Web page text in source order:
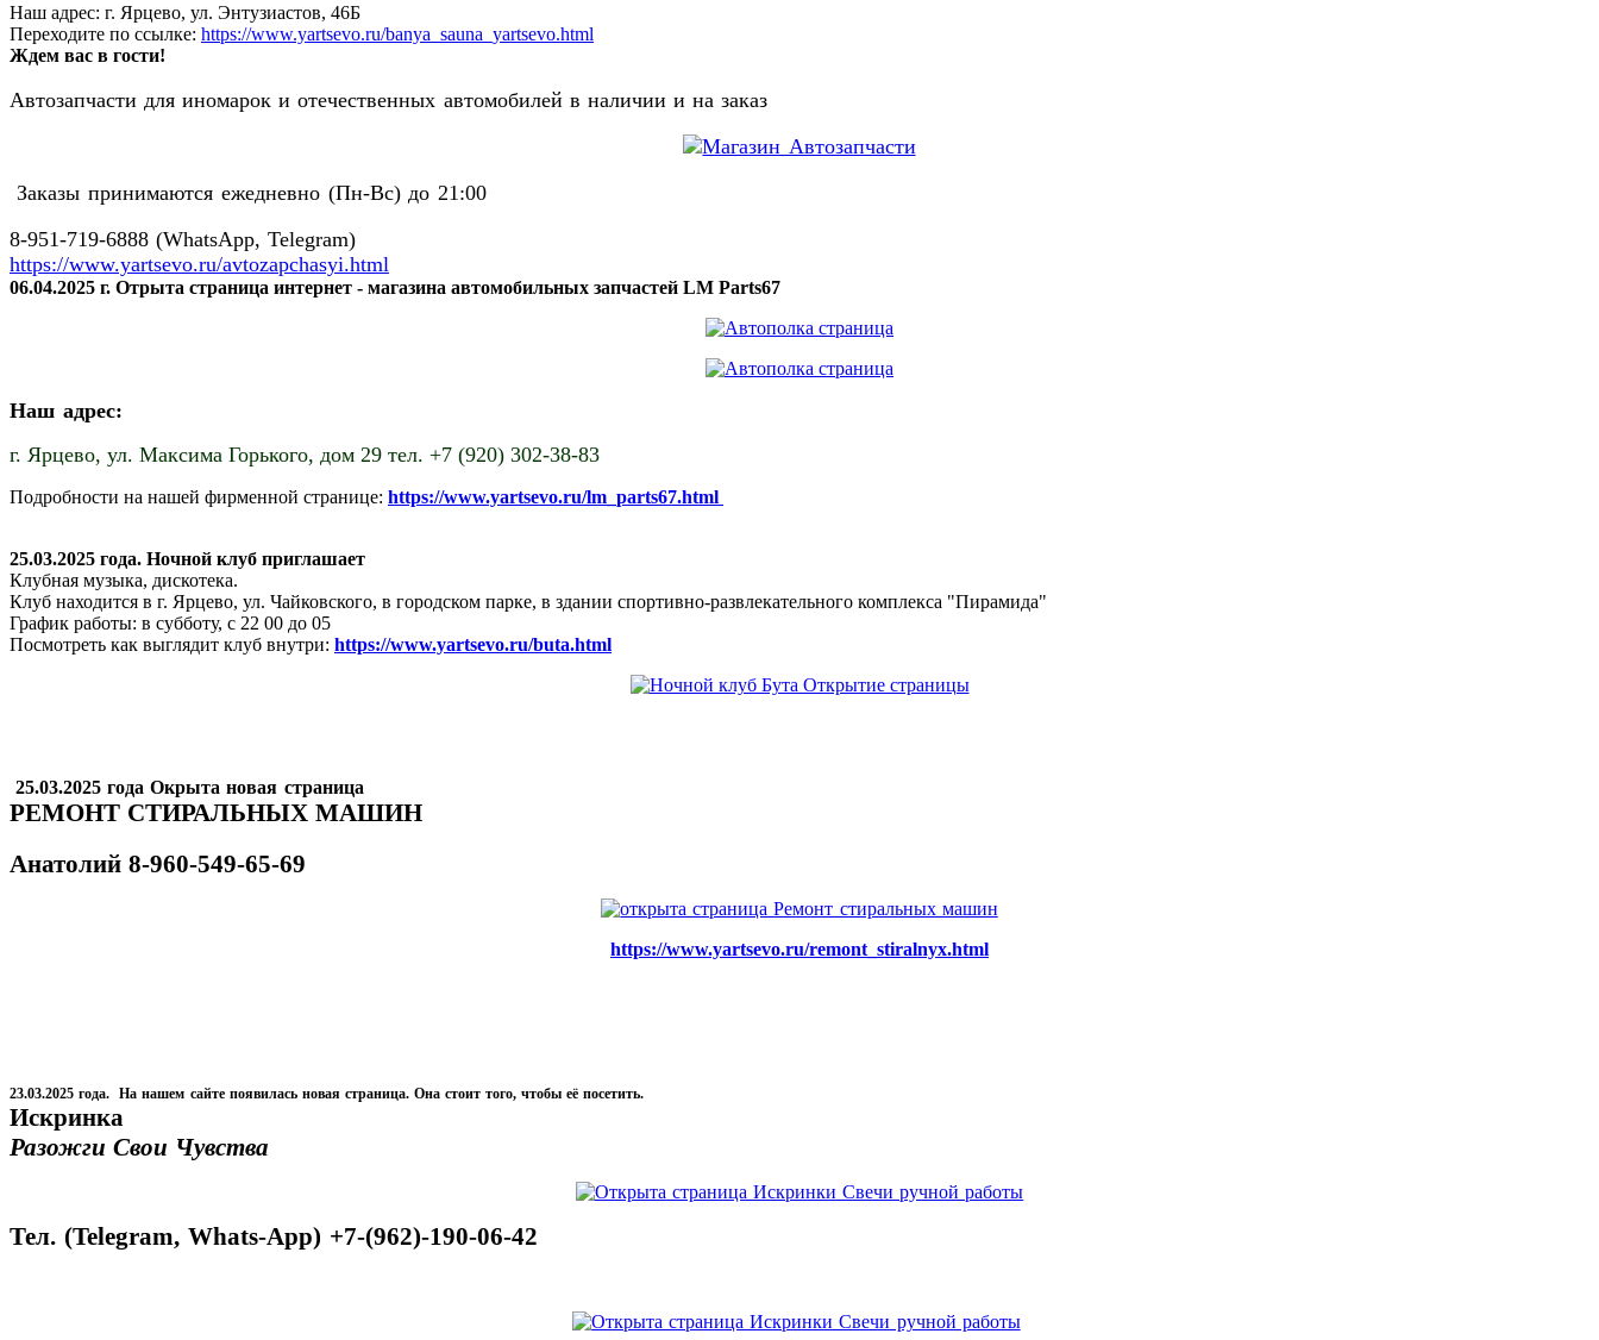
Наш адрес: г. Ярцево, ул. Энтузиастов, 46Б
Переходите по ссылке: https://www.yartsevo.ru/banya_sauna_yartsevo.html
Ждем вас в гости!
Автозапчасти для иномарок и отечественных автомобилей в наличии и на заказ
Заказы принимаются ежедневно (Пн-Вс) до 21:00
8-951-719-6888 (WhatsApp, Telegram)
https://www.yartsevo.ru/avtozapchasyi.html
06.04.2025 г. Отрыта страница интернет - магазина автомобильных запчастей LM Parts67
Наш адрес:
г. Ярцево, ул. Максима Горького, дом 29 тел. +7 (920) 302-38-83
Подробности на нашей фирменной странице: https://www.yartsevo.ru/lm_parts67.html
25.03.2025 года. Ночной клуб приглашает
Клубная музыка, дискотека.
Клуб находится в г. Ярцево, ул. Чайковского, в городском парке, в здании спортивно-развлекательного комплекса "Пирамида"
График работы: в субботу, с 22 00 до 05
Посмотреть как выглядит клуб внутри: https://www.yartsevo.ru/buta.html
25.03.2025 года Окрыта новая страница
РЕМОНТ СТИРАЛЬНЫХ МАШИН
Анатолий 8-960-549-65-69
https://www.yartsevo.ru/remont_stiralnyx.html
23.03.2025 года. На нашем сайте появилась новая страница. Она стоит того, чтобы её посетить.
Искринка
Разожги Свои Чувства
Тел. (Telegram, Whats-App) +7-(962)-190-06-42